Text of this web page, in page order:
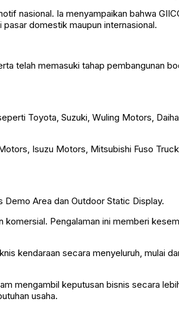
nasional. Ia menyampaikan bahwa
domestik maupun internasional.
telah memasuki tahap pembangunan
Toyota, Suzuki, Wuling Motors,
Isuzu Motors, Mitsubishi Fuso
Demo Area dan Outdoor Static Display.
Pengalaman ini memberi
kendaraan secara menyeluruh, mulai
mengambil keputusan bisnis secara
usaha.